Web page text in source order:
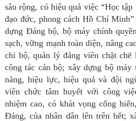
sâu rộng, có hiệu quả việc “Học
đạo đức, phong cách Hồ Chí
dựng Đảng bộ, bộ máy chính
sạch, vững mạnh toàn diện, nâng
chi bộ, quản lý đảng viên chặt
công tác cán bộ; xây dựng bộ máy
năng, hiệu lực, hiệu quả và đội
viên chức tâm huyết với công
nhiệm cao, có khát vọng cống
Đảng, của nhân dân lên trên hết;